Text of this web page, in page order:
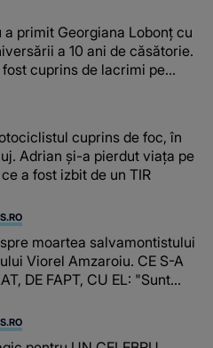
a primit Georgiana Lobonț cu
a 10 ani de căsătorie.
fost cuprins de lacrimi pe
cuprins de foc, în
Adrian și-a pierdut viața pe
a fost izbit de un TIR
moartea salvamontistului
Viorel Amzaroiu. CE S-A
DE FAPT, CU EL: "Sunt